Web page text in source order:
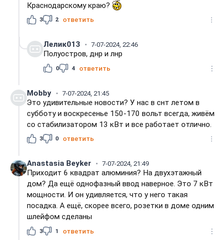
Краснодарскому краю?
3 2 ответить
Лелик013 7-07-2024, 22:46
Полуостров, днр и лнр
0 4 ответить
Mobby 7-07-2024, 21:45
Это удивительные новости? У нас в снт летом в
субботу и воскресенье 150-170 вольт всегда, живём
со стабилизатором 13 кВт и все работает отлично.
3 0 ответить
Anastasia Beyker 7-07-2024, 21:49
Приходит 6 квадрат алюминия? На двухэтажный
дом? Да ещё однофазный ввод наверное. Это 7 кВт
мощности. И он удивляется, что у него такая
посадка. А ещё, скорее всего, розетки в доме одним
шлейфом сделаны
3 1 ответить